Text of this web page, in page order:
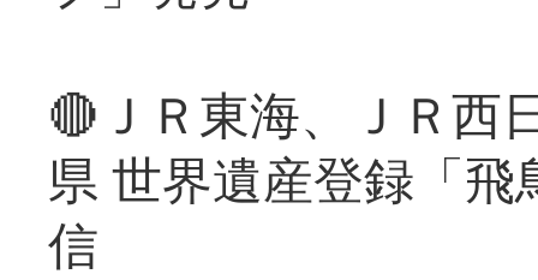
🔴ＪＲ東海、ＪＲ西
県 世界遺産登録「
信